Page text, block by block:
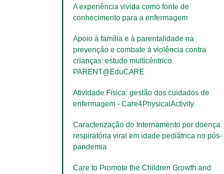
A experiência vivida como fonte de
conhecimento para a enfermagem
Apoio à família e à parentalidade na
prevenção e combate à violência contra
crianças: estudo multicêntrico
PARENT@EduCARE
Atividade Física: gestão dos cuidados de
enfermagem - Care4PhysicalActivity
Caracterização do Internamento por doença
respiratória viral em idade pediátrica no pós-
pandemia
Care to Promote the Children Growth and